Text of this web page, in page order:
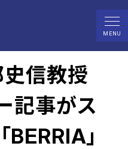
MENU
信教授
記事がス
BERRIA」